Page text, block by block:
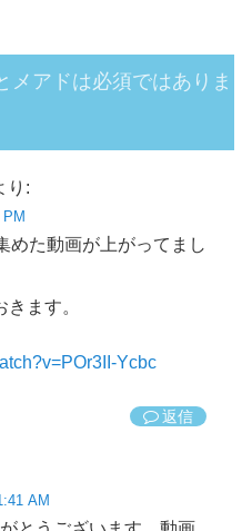
メアドは必須ではありま
り:
PM
めた動画が上がってまし
ます。
Ycbc
返信
AM